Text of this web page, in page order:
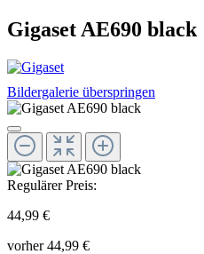
Gigaset AE690 black
Bildergalerie überspringen
Regulärer Preis:
44,99 €
vorher 44,99 €